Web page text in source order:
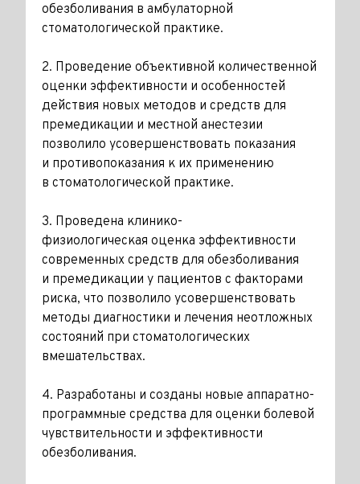
обезболивания в амбулаторной
стоматологической практике.
2. Проведение объективной количественной
оценки эффективности и особенностей
действия новых методов и средств для
премедикации и местной анестезии
позволило усовершенствовать показания
и противо­показания к их применению
в стоматологической практике.
3. Проведена клинико-
физиологическая оценка эффективности
современных средств для обезболивания
и премедикации у пациентов с факторами
риска, что позволило усовершенствовать
методы диагностики и лечения неотложных
состояний при стоматологических
вмешательствах.
4. Разработаны и созданы новые аппаратно-
программные средства для оценки болевой
чувствительности и эффективности
обезболивания.